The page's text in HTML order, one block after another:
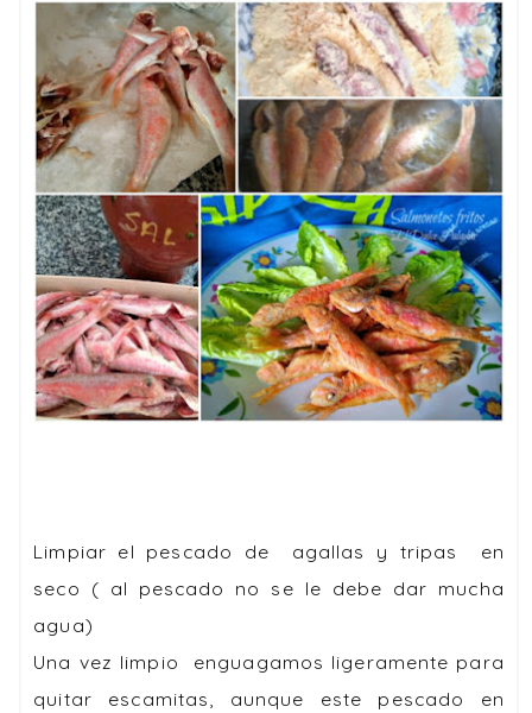
Limpiar el pescado de agallas y tripas en
seco ( al pescado no se le debe dar mucha
agua)
Una vez limpio enguagamos ligeramente para
quitar escamitas, aunque este pescado en